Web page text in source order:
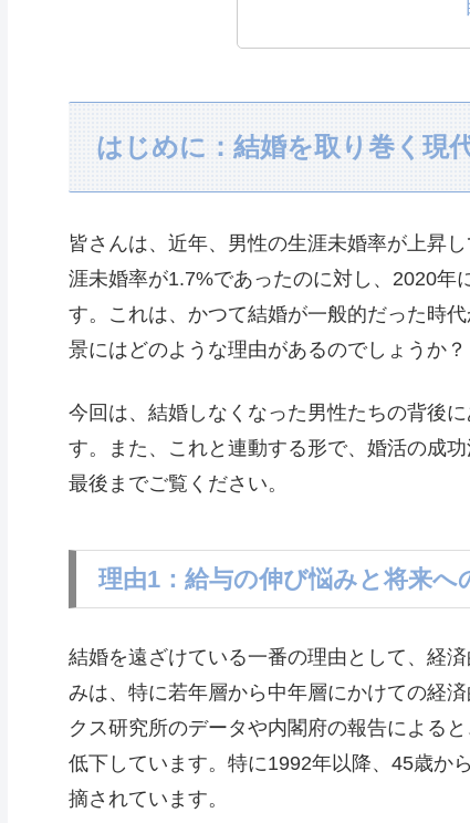
はじめに：結婚を取り巻く現
皆さんは、近年、男性の生涯未婚率が上昇
涯未婚率が1.7%であったのに対し、2020年
す。これは、かつて結婚が一般的だった時
景にはどのような理由があるのでしょうか？
今回は、結婚しなくなった男性たちの背後
す。また、これと連動する形で、婚活の成
最後までご覧ください。
理由1：給与の伸び悩みと将来へ
結婚を遠ざけている一番の理由として、経
みは、特に若年層から中年層にかけての経
クス研究所のデータや内閣府の報告による
低下しています。特に1992年以降、45歳か
摘されています。